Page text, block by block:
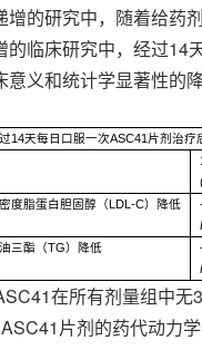
增的研究中，随着给药
的临床研究中，经过14
义和统计学显著性的
14天每日口服一次ASC41片剂治疗
度脂蛋白胆固醇（LDL-C）降低
三酯（TG）降低
在所有剂量组中
片剂的药代动力学